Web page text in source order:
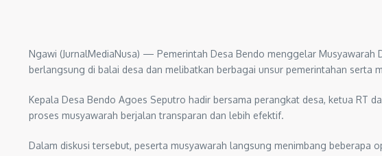
Ngawi (JurnalMediaNusa) — Pemerintah Desa Bendo menggelar Musyawarah
berlangsung di balai desa dan melibatkan berbagai unsur pemerintahan serta
Kepala Desa Bendo Agoes Seputro hadir bersama perangkat desa, ketua RT
proses musyawarah berjalan transparan dan lebih efektif.
Dalam diskusi tersebut, peserta musyawarah langsung menimbang beberapa